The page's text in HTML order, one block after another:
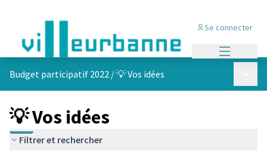
Se connecter
Budget participatif 2022 /💡 Vos idées
💡 Vos idées
Filtrer et rechercher